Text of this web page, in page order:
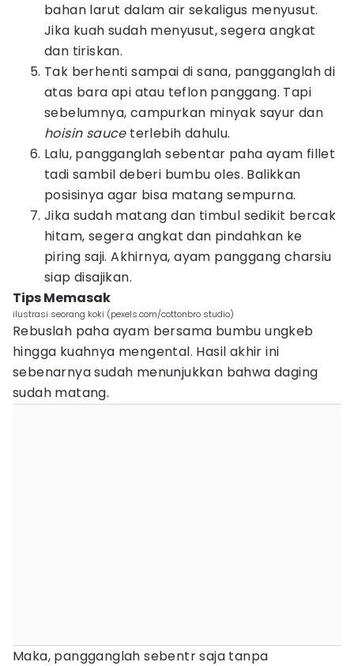
bahan larut dalam air sekaligus menyusut.
Jika kuah sudah menyusut, segera angkat
dan tiriskan.
Tak berhenti sampai di sana, pangganglah di
atas bara api atau teflon panggang. Tapi
sebelumnya, campurkan minyak sayur dan
hoisin sauce terlebih dahulu.
Lalu, pangganglah sebentar paha ayam fillet
tadi sambil deberi bumbu oles. Balikkan
posisinya agar bisa matang sempurna.
Jika sudah matang dan timbul sedikit bercak
hitam, segera angkat dan pindahkan ke
piring saji. Akhirnya, ayam panggang charsiu
siap disajikan.
Tips Memasak
ilustrasi seorang koki (pexels.com/cottonbro studio)
Rebuslah paha ayam bersama bumbu ungkeb
hingga kuahnya mengental. Hasil akhir ini
sebenarnya sudah menunjukkan bahwa daging
sudah matang.
Maka, pangganglah sebentr saja tanpa